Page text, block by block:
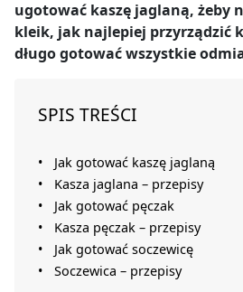
ugotować kaszę jaglaną, żeby
kleik, jak najlepiej przyrządzić
długo gotować wszystkie
SPIS TREŚCI
Jak gotować kaszę jaglaną
Kasza jaglana – przepisy
Jak gotować pęczak
Kasza pęczak – przepisy
Jak gotować soczewicę
Soczewica – przepisy